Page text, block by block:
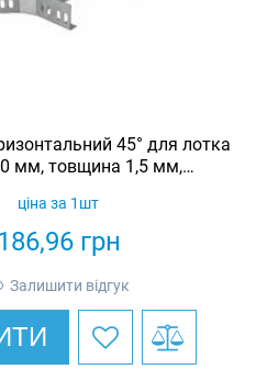
45° для лотка
мм, товщина 1,5 мм,
186,96грн
ціна за 1шт
Залишити відгук